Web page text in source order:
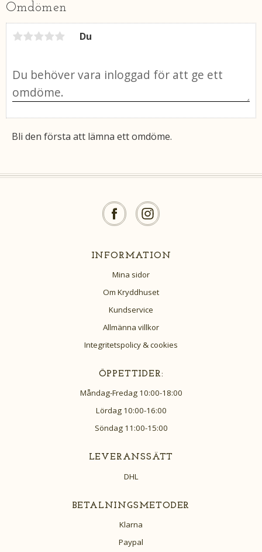
k
Omdömen
Du
Bli den första att lämna ett omdöme.
INFORMATION
Mina sidor
Om Kryddhuset
Kundservice
Allmänna villkor
Integritetspolicy & cookies
ÖPPETTIDER:
Måndag-Fredag 10:00-18:00
Lördag 10:00-16:00
Söndag 11:00-15:00
LEVERANSSÄTT
DHL
BETALNINGSMETODER
Klarna
Paypal